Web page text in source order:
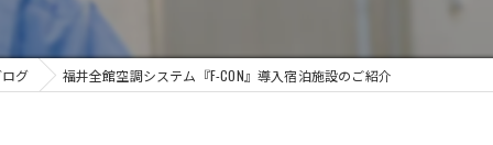
エクステリア
グ 福井全館空調システム『F-CON』導入宿泊施設のご紹介